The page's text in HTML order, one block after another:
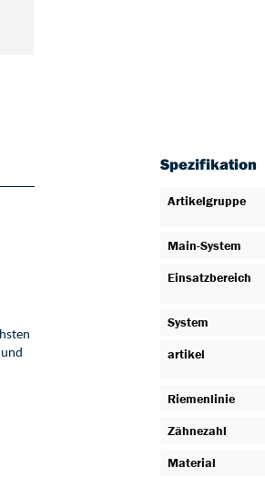
Spezifikation
Artikelgruppe
Main-System
Einsatzbereich
System
artikel
Riemenlinie
Zähnezahl
Material